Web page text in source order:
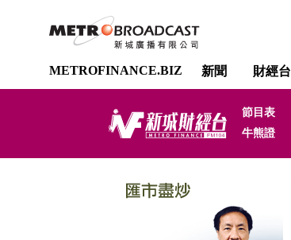
METROFINANCE.BIZ 新聞 財經台
節目表
牛熊證